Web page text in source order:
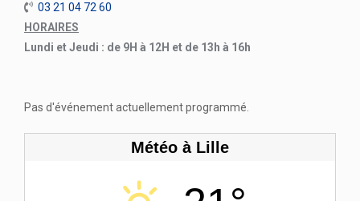
03 21 04 72 60
HORAIRES
Lundi et Jeudi : de 9H à 12H et de 13h à 16h
Pas d'événement actuellement programmé.
Météo à Lille